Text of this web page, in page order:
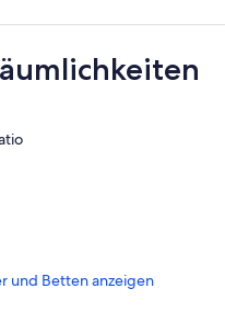
und Betten anzeigen